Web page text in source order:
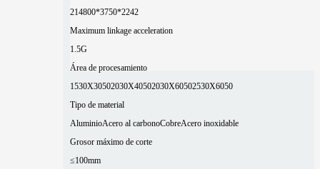
214800*3750*2242
Maximum linkage acceleration
1.5G
Área de procesamiento
1530X30502030X40502030X60502530X6050
Tipo de material
AluminioAcero al carbonoCobreAcero inoxidable
Grosor máximo de corte
≤100mm